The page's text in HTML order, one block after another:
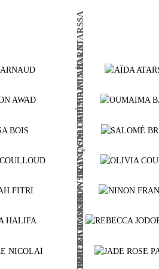
AÏDA ATARSSA
OUMAIMA BARID
SALOMÉ BRAUN
OLIVIA COURBIS
NINON FRANÇOIS
REBECCA JODOROWSKY
JADE ROSE PARKER
LOU SERIOT